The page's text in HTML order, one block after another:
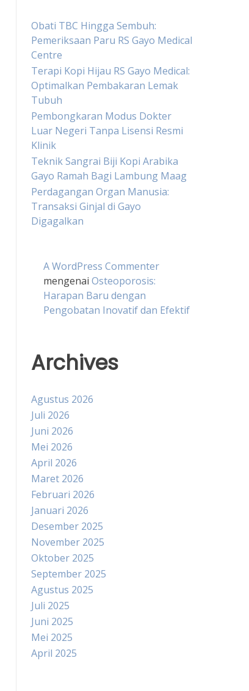
Obati TBC Hingga Sembuh:
Pemeriksaan Paru RS Gayo Medical
Centre
Terapi Kopi Hijau RS Gayo Medical:
Optimalkan Pembakaran Lemak
Tubuh
Pembongkaran Modus Dokter
Luar Negeri Tanpa Lisensi Resmi
Klinik
Teknik Sangrai Biji Kopi Arabika
Gayo Ramah Bagi Lambung Maag
Perdagangan Organ Manusia:
Transaksi Ginjal di Gayo
Digagalkan
A WordPress Commenter
mengenai Osteoporosis:
Harapan Baru dengan
Pengobatan Inovatif dan Efektif
Archives
Agustus 2026
Juli 2026
Juni 2026
Mei 2026
April 2026
Maret 2026
Februari 2026
Januari 2026
Desember 2025
November 2025
Oktober 2025
September 2025
Agustus 2025
Juli 2025
Juni 2025
Mei 2025
April 2025